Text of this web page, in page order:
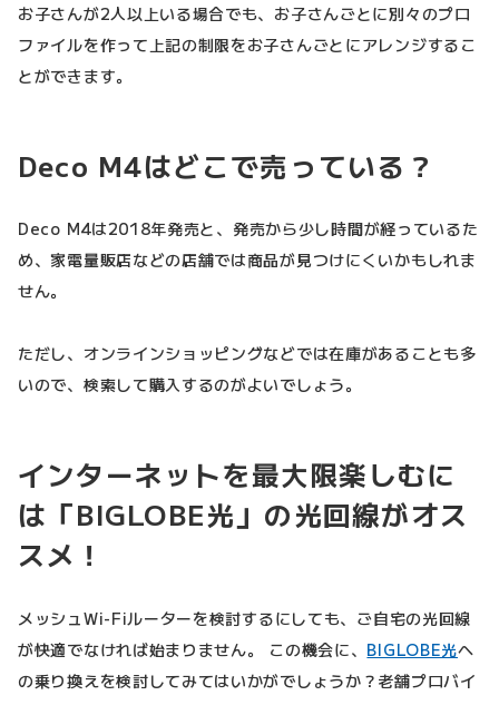
お子さんが2人以上いる場合でも、お子さんごとに別々のプロ
ファイルを作って上記の制限をお子さんごとにアレンジするこ
とができます。
Deco M4はどこで売っている？
Deco M4は2018年発売と、発売から少し時間が経っているた
め、家電量販店などの店舗では商品が見つけにくいかもしれま
せん。
ただし、オンラインショッピングなどでは在庫があることも多
いので、検索して購入するのがよいでしょう。
インターネットを最大限楽しむに
は「BIGLOBE光」の光回線がオス
スメ！
メッシュWi-Fiルーターを検討するにしても、ご自宅の光回線
が快適でなければ始まりません。 この機会に、 BIGLOBE光へ
の乗り換えを検討してみてはいかがでしょうか？老舗プロバイ